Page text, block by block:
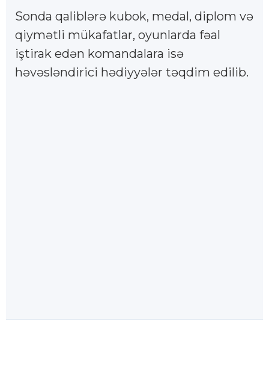
Sonda qaliblərə kubok, medal, diplom və
qiymətli mükafatlar, oyunlarda fəal
iştirak edən komandalara isə
həvəsləndirici hədiyyələr təqdim edilib.